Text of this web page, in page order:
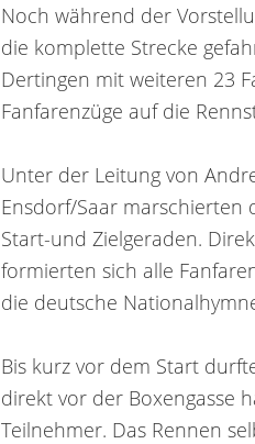
Noch während der
die komplette Strecke
Dertingen mit weiteren 23
Fanfarenzüge auf die
Unter der Leitung von
Ensdorf/Saar
Start-und Zielgeraden.
formierten sich alle
die deutsche
Bis kurz vor dem Start
direkt vor der Boxengasse
Teilnehmer. Das Rennen